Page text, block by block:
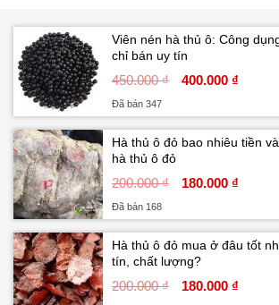
Viên nén hà thủ ô: Công
chỉ bán uy tín
450.000 ₫ 400.000 ₫
Đã bán 347
Hà thủ ô đỏ bao nhiêu tiền
hà thủ ô đỏ
200.000 ₫ 180.000 ₫
Đã bán 168
Hà thủ ô đỏ mua ở đâu tốt
tín, chất lượng?
200.000 ₫ 180.000 ₫